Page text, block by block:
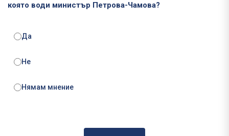
която води министър Петрова-Чамова?
Да
Не
Нямам мнение